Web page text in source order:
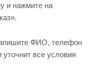
и нажмите на
ФИО, телефон
все условия